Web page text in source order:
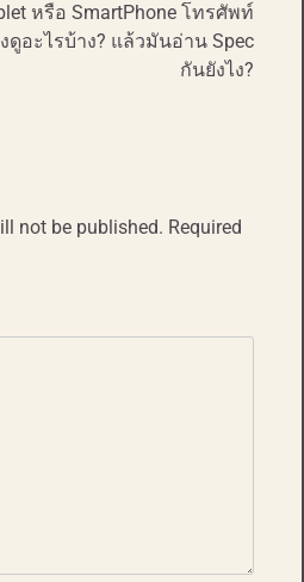
หรือ SmartPhone โทรศัพท์
ดูอะไรบ้าง? แล้วมันอ่าน Spec
กันยังไง?
not be published. Required